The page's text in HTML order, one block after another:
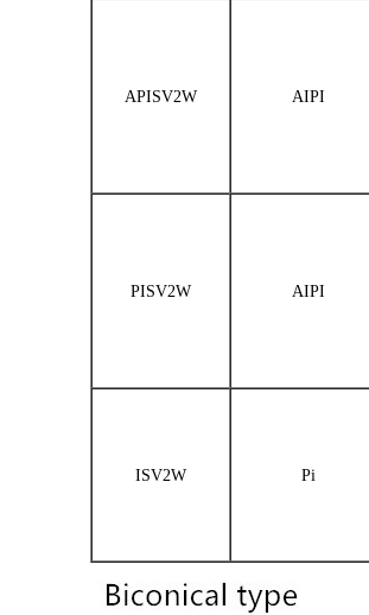
APISV2W AIPI
PISV2W AIPI
ISV2W Pi